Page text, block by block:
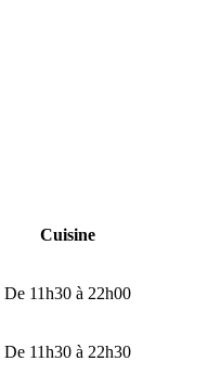
Cuisine
De 11h30 à 22h00
De 11h30 à 22h30